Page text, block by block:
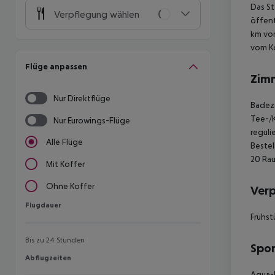
Verpflegung wählen
Flüge anpassen
Nur Direktflüge
Nur Eurowings-Flüge
Alle Flüge
Mit Koffer
Ohne Koffer
Flugdauer
Flugdauer
Bis zu 24 Stunden
Abflugzeiten
Abflugzeiten
Das
km
vom
Tee-/
20